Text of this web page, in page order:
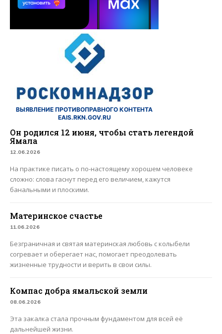
ВЫЯВЛЕНИЕ ПРОТИВОПРАВНОГО КОНТЕНТА
EAIS.RKN.GOV.RU
Он родился 12 июня, чтобы стать легендой
Ямала
12.06.2026
На практике писать о по-настоящему хорошем человеке
сложно: слова гаснут перед его величием, кажутся
банальными и плоскими.
Материнское счастье
11.06.2026
Безграничная и святая материнская любовь с колыбели
согревает и оберегает нас, помогает преодолевать
жизненные трудности и верить в свои силы.
Компас добра ямальской земли
08.06.2026
Эта закалка стала прочным фундаментом для всей её
дальнейшей жизни.